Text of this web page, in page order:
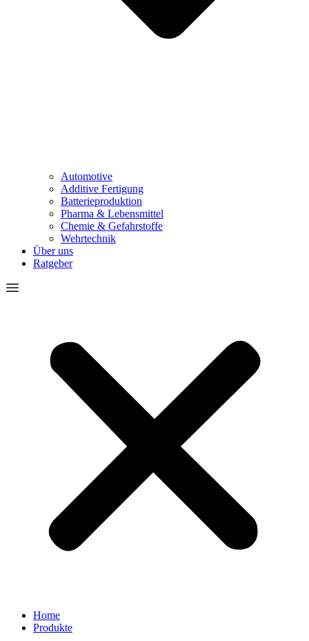
Automotive
Additive Fertigung
Batterieproduktion
Pharma & Lebensmittel
Chemie & Gefahrstoffe
Wehrtechnik
Über uns
Ratgeber
Home
Produkte